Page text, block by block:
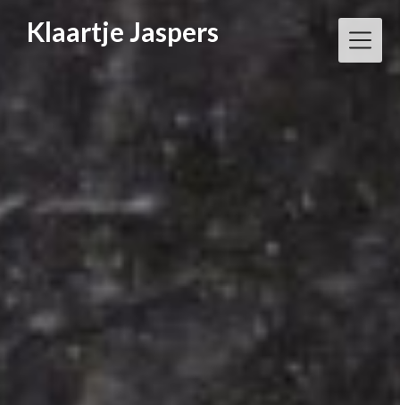
Klaartje Jaspers